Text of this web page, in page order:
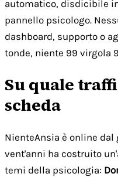
automatico, disdicibile
pannello psicologo.
dashboard, supporto o
tonde, niente 99 virgola
Su quale
scheda
NienteAnsia è online dal
vent'anni ha costruito
temi della psicologia: